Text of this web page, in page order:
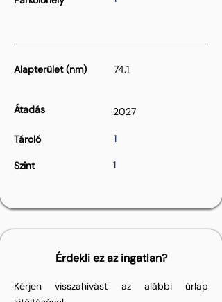
Alapterület (nm) 74.1
Átadás 2027
Tároló 1
Szint 1
Érdekli ez az ingatlan?
Kérjen visszahívást az alábbi űrlap